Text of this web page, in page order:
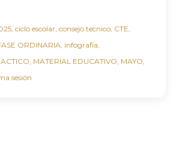
ciclo escolar consejo tecnico CTE
ORDINARIA infografia
MATERIAL EDUCATIVO MAYO
sesión